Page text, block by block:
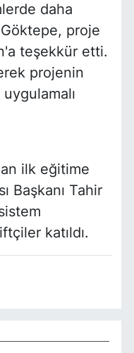
daha
Göktepe, proje
teşekkür etti.
projenin
ilk eğitime
Başkanı Tahir
katıldı.